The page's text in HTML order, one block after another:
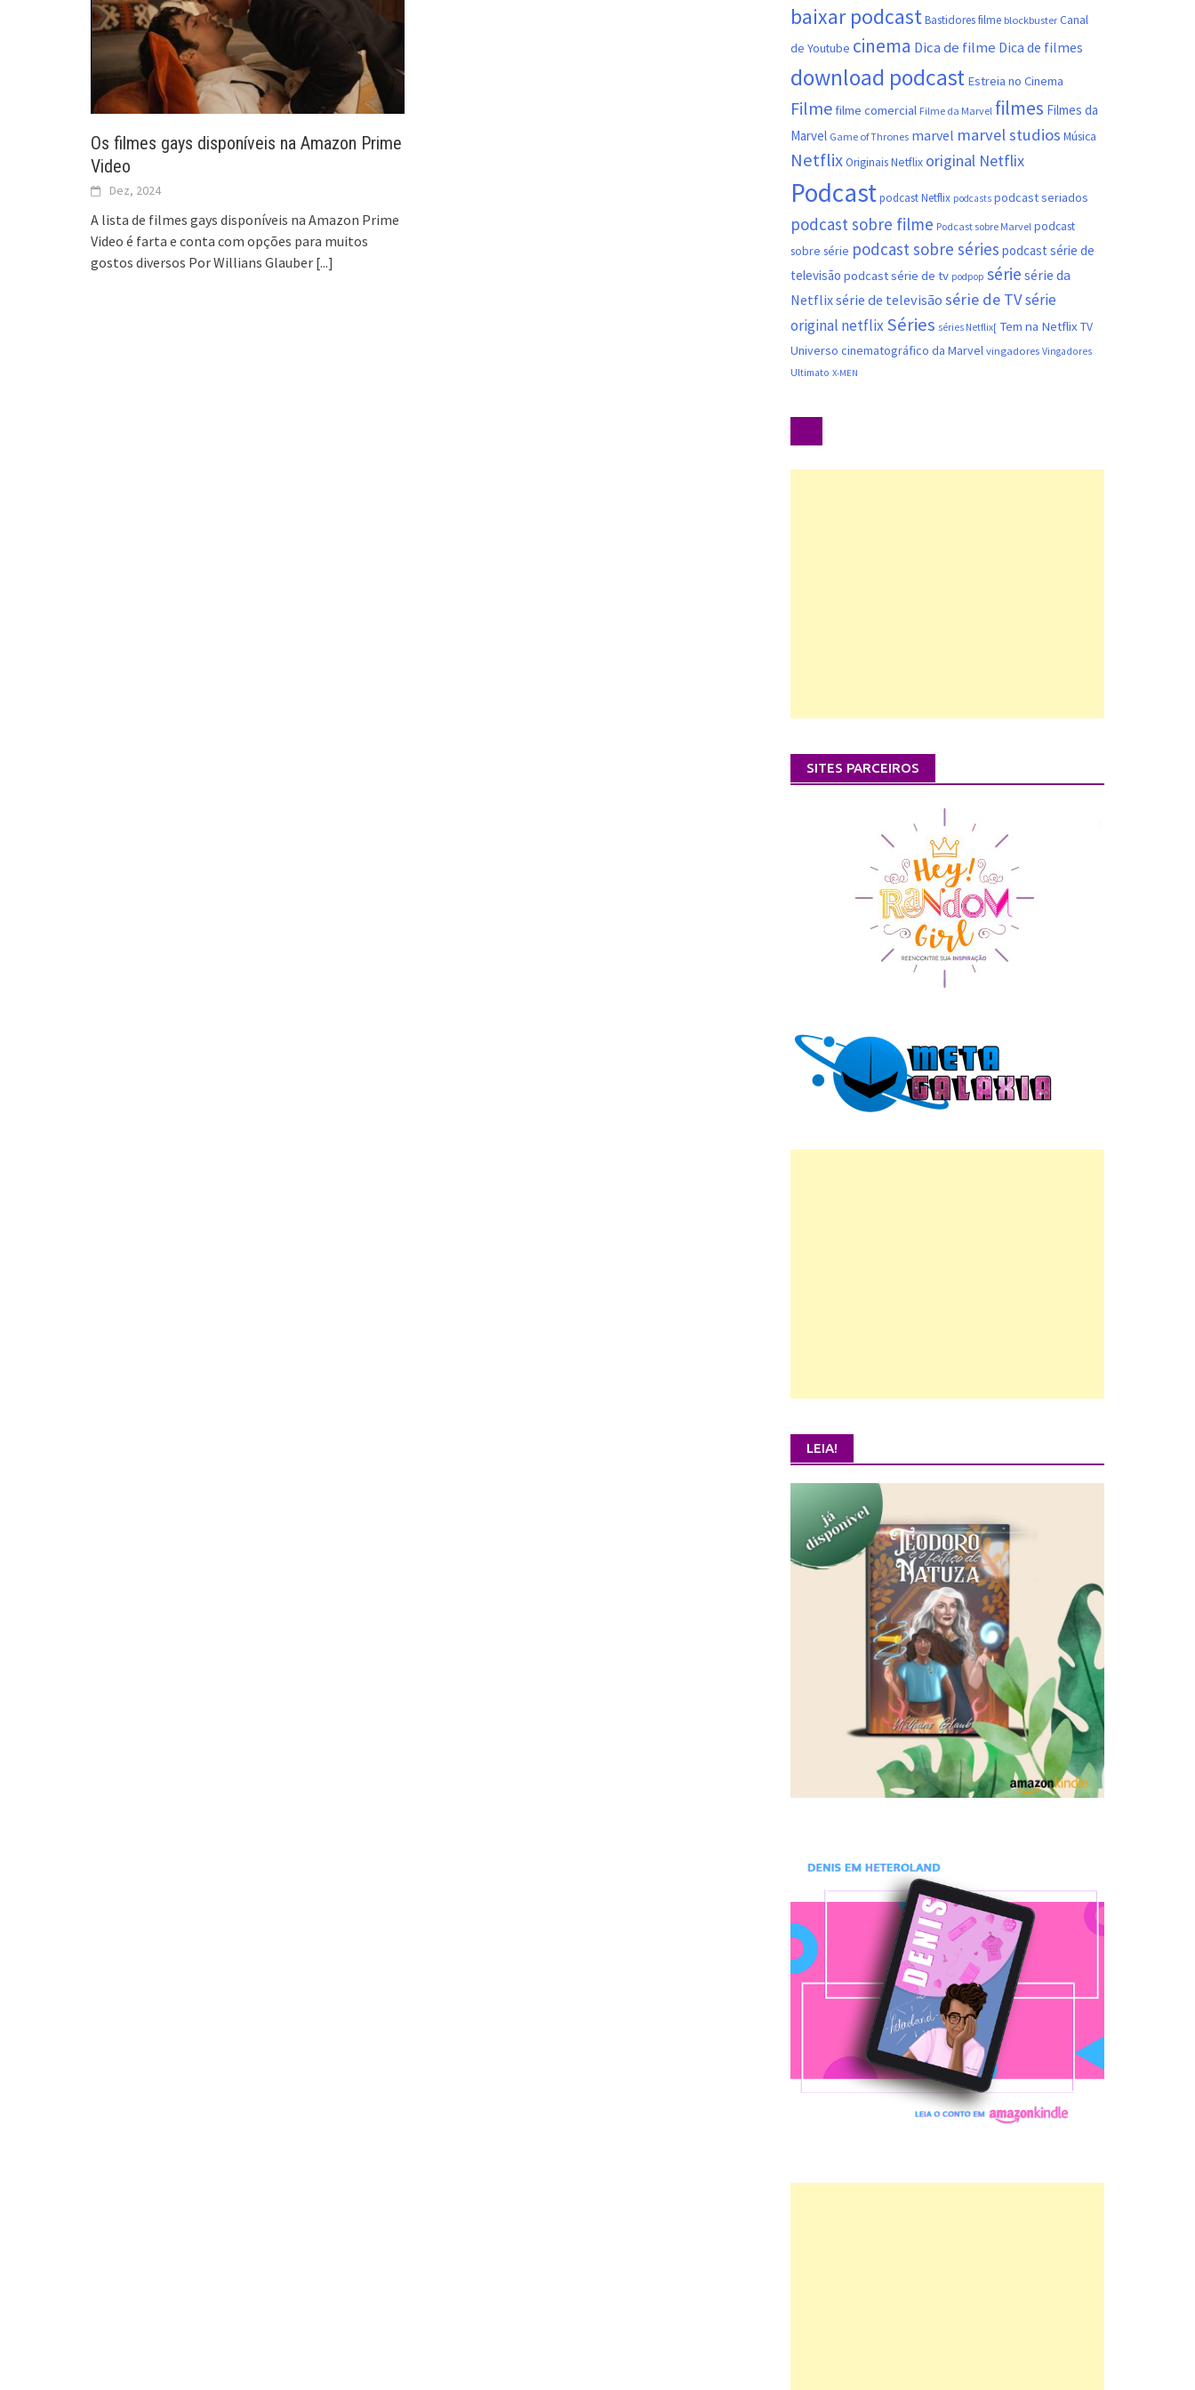
Os filmes gays disponíveis na Amazon Prime
Video
Dez, 2024
A lista de filmes gays disponíveis na Amazon Prime
Video é farta e conta com opções para muitos
gostos diversos Por Willians Glauber [...]
baixar podcastBastidores filme blockbuster Canal
de Youtube cinema Dica de filme Dica de filmes
download podcast Estreia no Cinema
Filmefilme comercial Filme da Marvel filmes Filmes da
Marvel Game of Thrones marvel marvel studios Música
NetflixOriginais Netflix original Netflix
Podcastpodcast Netflix podcasts podcast seriados
podcast sobre filme Podcast sobre Marvel podcast
sobre série podcast sobre séries podcast série de
televisão podcast série de tv podpop série série da
Netflixsérie de televisão série de TVsérie
original netflix Séries séries Netflix[ Tem na Netflix TV
Universo cinematográfico da Marvel vingadores Vingadores
Ultimato X-MEN
SITES PARCEIROS
LEIA!